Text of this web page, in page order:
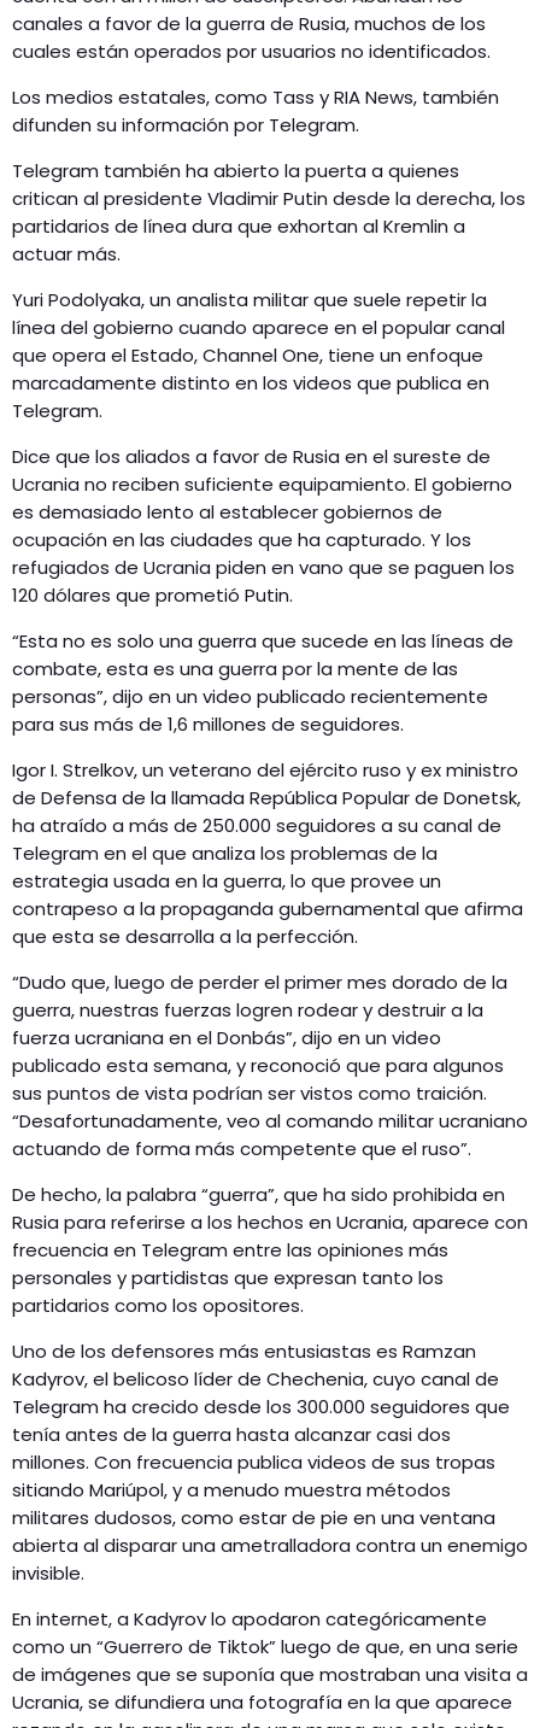
canales a favor de la guerra de Rusia, muchos de los
cuales están operados por usuarios no identificados.
Los medios estatales, como Tass y RIA News, también
difunden su información por Telegram.
Telegram también ha abierto la puerta a quienes
critican al presidente Vladimir Putin desde la derecha, los
partidarios de línea dura que exhortan al Kremlin a
actuar más.
Yuri Podolyaka, un analista militar que suele repetir la
línea del gobierno cuando aparece en el popular canal
que opera el Estado, Channel One, tiene un enfoque
marcadamente distinto en los videos que publica en
Telegram.
Dice que los aliados a favor de Rusia en el sureste de
Ucrania no reciben suficiente equipamiento. El gobierno
es demasiado lento al establecer gobiernos de
ocupación en las ciudades que ha capturado. Y los
refugiados de Ucrania piden en vano que se paguen los
120 dólares que prometió Putin.
“Esta no es solo una guerra que sucede en las líneas de
combate, esta es una guerra por la mente de las
personas”, dijo en un video publicado recientemente
para sus más de 1,6 millones de seguidores.
Igor I. Strelkov, un veterano del ejército ruso y ex ministro
de Defensa de la llamada República Popular de Donetsk,
ha atraído a más de 250.000 seguidores a su canal de
Telegram en el que analiza los problemas de la
estrategia usada en la guerra, lo que provee un
contrapeso a la propaganda gubernamental que afirma
que esta se desarrolla a la perfección.
“Dudo que, luego de perder el primer mes dorado de la
guerra, nuestras fuerzas logren rodear y destruir a la
fuerza ucraniana en el Donbás”, dijo en un video
publicado esta semana, y reconoció que para algunos
sus puntos de vista podrían ser vistos como traición.
“Desafortunadamente, veo al comando militar ucraniano
actuando de forma más competente que el ruso”.
De hecho, la palabra “guerra”, que ha sido prohibida en
Rusia para referirse a los hechos en Ucrania, aparece con
frecuencia en Telegram entre las opiniones más
personales y partidistas que expresan tanto los
partidarios como los opositores.
Uno de los defensores más entusiastas es Ramzan
Kadyrov, el belicoso líder de Chechenia, cuyo canal de
Telegram ha crecido desde los 300.000 seguidores que
tenía antes de la guerra hasta alcanzar casi dos
millones. Con frecuencia publica videos de sus tropas
sitiando Mariúpol, y a menudo muestra métodos
militares dudosos, como estar de pie en una ventana
abierta al disparar una ametralladora contra un enemigo
invisible.
En internet, a Kadyrov lo apodaron categóricamente
como un “Guerrero de Tiktok” luego de que, en una serie
de imágenes que se suponía que mostraban una visita a
Ucrania, se difundiera una fotografía en la que aparece